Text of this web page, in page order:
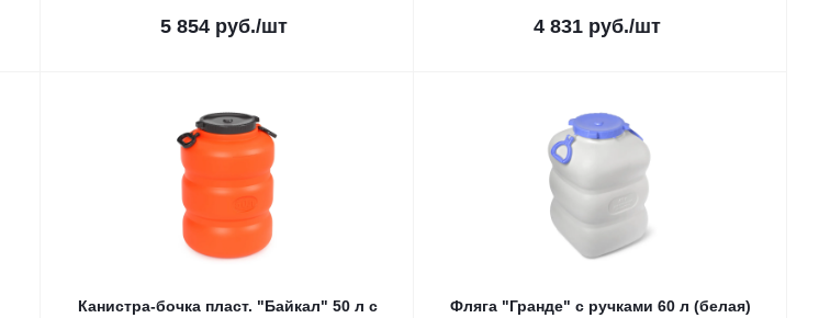
5 854руб./шт 4 831руб./шт
Канистра-бочка пласт. "Байкал" 50 л с
Фляга "Гранде" с ручками 60 л (белая)